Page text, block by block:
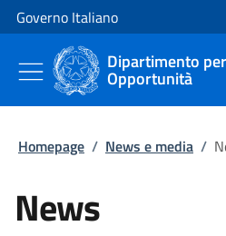
Vai al contenuto
Vai alla navigazione del sito
Governo Italiano
Dipartimento
Opportunità
Homepage / News e media /
News